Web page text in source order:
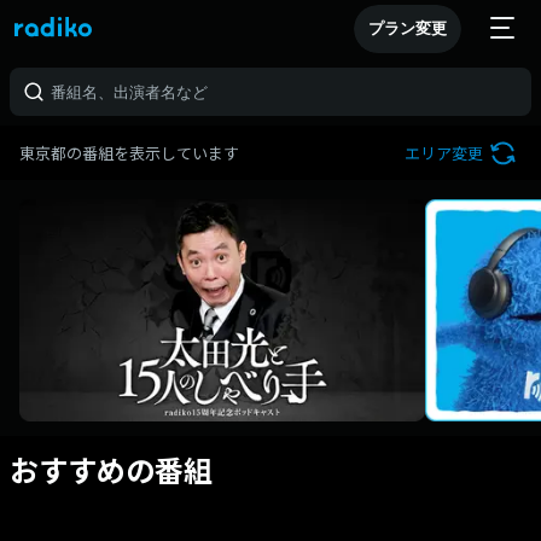
プラン変更
東京都の番組を表示しています エリア変更
おすすめの番組